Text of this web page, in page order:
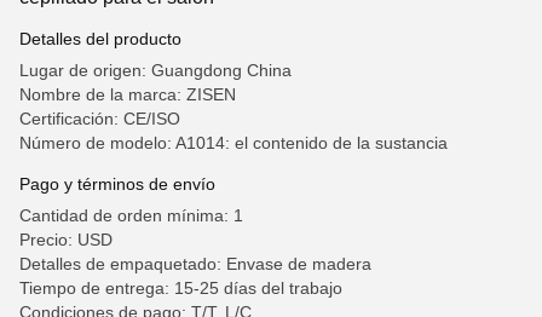
Detalles del producto
Lugar de origen: Guangdong China
Nombre de la marca: ZISEN
Certificación: CE/ISO
Número de modelo: A1014: el contenido de la sustancia
Pago y términos de envío
Cantidad de orden mínima: 1
Precio: USD
Detalles de empaquetado: Envase de madera
Tiempo de entrega: 15-25 días del trabajo
Condiciones de pago: T/T, L/C